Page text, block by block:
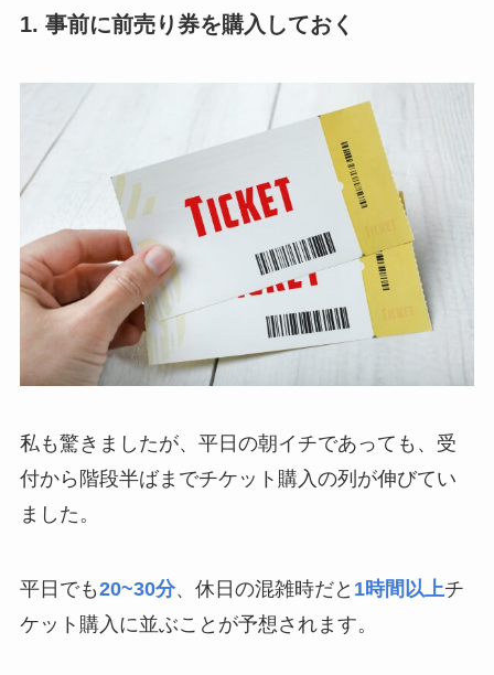
1. 事前に前売り券を購入しておく
私も驚きましたが、平日の朝イチであっても、受
付から階段半ばまでチケット購入の列が伸びてい
ました。
平日でも20~30分、休日の混雑時だと 1時間以上チ
ケット購入に並ぶことが予想されます。